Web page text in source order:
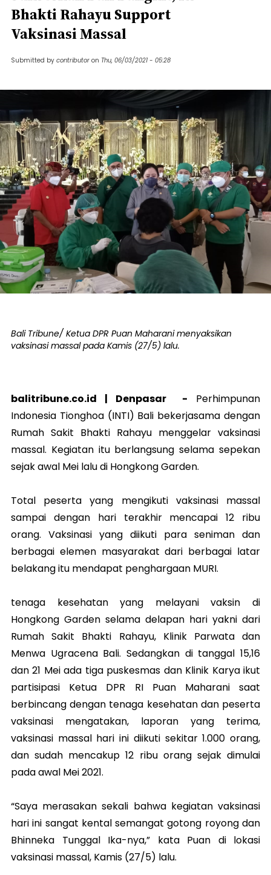
Bhakti Rahayu Support
Vaksinasi Massal
Submitted by contributor on Thu, 06/03/2021 - 05:28
Bali Tribune/ Ketua DPR Puan Maharani menyaksikan
vaksinasi massal pada Kamis (27/5) lalu.
balitribune.co.id | Denpasar - Perhimpunan
Indonesia Tionghoa (INTI) Bali bekerjasama dengan
Rumah Sakit Bhakti Rahayu menggelar vaksinasi
massal. Kegiatan itu berlangsung selama sepekan
sejak awal Mei lalu di Hongkong Garden.
Total peserta yang mengikuti vaksinasi massal
sampai dengan hari terakhir mencapai 12 ribu
orang. Vaksinasi yang diikuti para seniman dan
berbagai elemen masyarakat dari berbagai latar
belakang itu mendapat penghargaan MURI.
tenaga kesehatan yang melayani vaksin di
Hongkong Garden selama delapan hari yakni dari
Rumah Sakit Bhakti Rahayu, Klinik Parwata dan
Menwa Ugracena Bali. Sedangkan di tanggal 15,16
dan 21 Mei ada tiga puskesmas dan Klinik Karya ikut
partisipasi Ketua DPR RI Puan Maharani saat
berbincang dengan tenaga kesehatan dan peserta
vaksinasi mengatakan, laporan yang terima,
vaksinasi massal hari ini diikuti sekitar 1.000 orang,
dan sudah mencakup 12 ribu orang sejak dimulai
pada awal Mei 2021.
“Saya merasakan sekali bahwa kegiatan vaksinasi
hari ini sangat kental semangat gotong royong dan
Bhinneka Tunggal Ika-nya,” kata Puan di lokasi
vaksinasi massal, Kamis (27/5) lalu.